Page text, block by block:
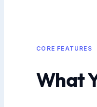
CORE FEATURES
What